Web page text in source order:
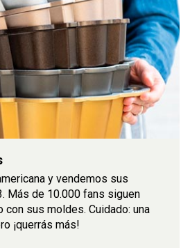
y vendemos sus
Más de 10.000 fans siguen
con sus moldes. Cuidado: una
¡querrás más!